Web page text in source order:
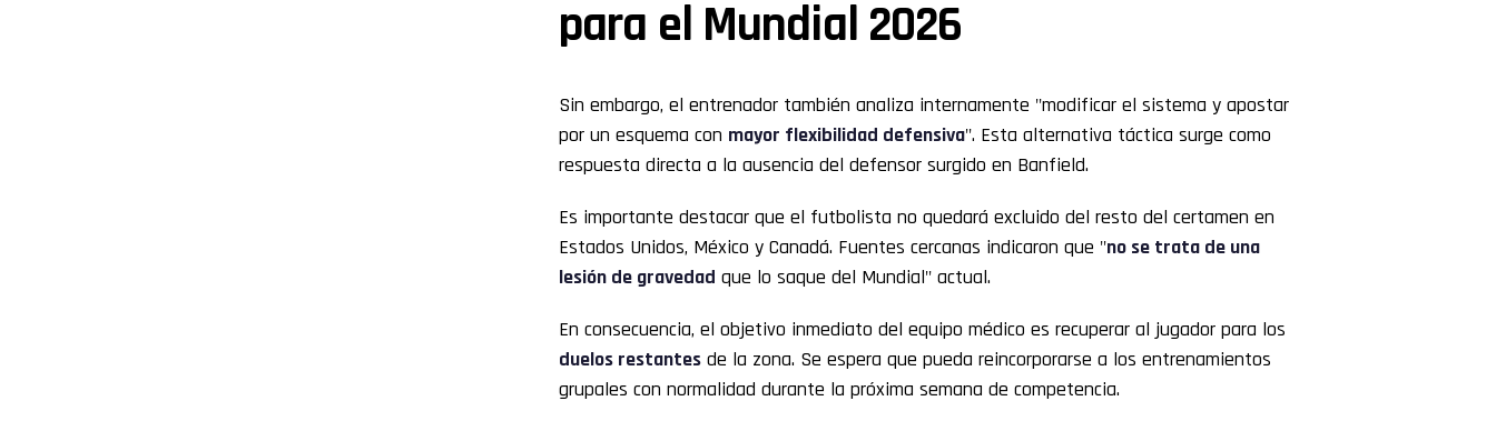
para el Mundial 2026
Sin embargo, el entrenador también analiza internamente "modificar el sistema y apostar
por un esquema con mayor flexibilidad defensiva". Esta alternativa táctica surge como
respuesta directa a la ausencia del defensor surgido en Banfield.
Es importante destacar que el futbolista no quedará excluido del resto del certamen en
Estados Unidos, México y Canadá. Fuentes cercanas indicaron que "no se trata de una
lesión de gravedad que lo saque del Mundial" actual.
En consecuencia, el objetivo inmediato del equipo médico es recuperar al jugador para los
duelos restantes de la zona. Se espera que pueda reincorporarse a los entrenamientos
grupales con normalidad durante la próxima semana de competencia.